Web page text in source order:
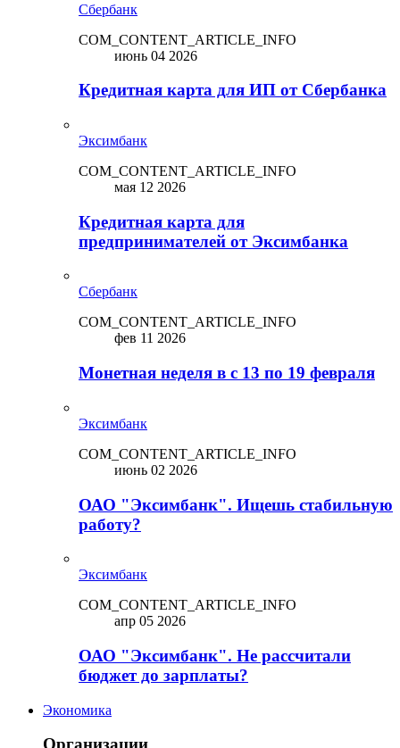
Сбербанк
COM_CONTENT_ARTICLE_INFO
июнь 04 2026
Кредитная карта для ИП от Сбербанка
Эксимбанк
COM_CONTENT_ARTICLE_INFO
мая 12 2026
Кредитная карта для
предпринимателей от Эксимбанка
Сбербанк
COM_CONTENT_ARTICLE_INFO
фев 11 2026
Монетная неделя в с 13 по 19 февраля
Эксимбанк
COM_CONTENT_ARTICLE_INFO
июнь 02 2026
ОАО "Эксимбанк". Ищешь стабильную
работу?
Эксимбанк
COM_CONTENT_ARTICLE_INFO
апр 05 2026
ОАО "Эксимбанк". Не рассчитали
бюджет до зарплаты?
Экономика